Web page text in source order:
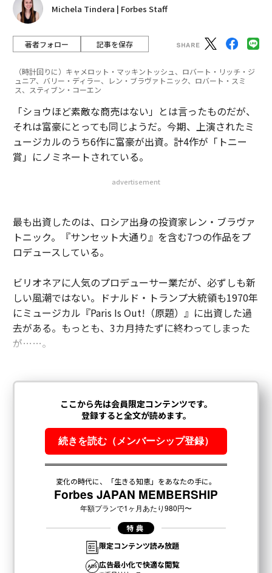
Michela Tindera | Forbes Staff
著者フォロー 記事を保存
（時計回りに）キャメロット・マッキントッシュ、ロバート・リッチ・ジ
ュニア、バリー・ディラー、レン・ブラヴァトニック、ロバート・スミ
ス、スティブン・コーエン
「ショウほど素敵な商売はない」とは言ったものだが、
それは富豪にとっても同じようだ。今期、上演されたミ
ュージカルのうち6作に富豪が出資。計4作が「トニー
賞」にノミネートされている。
advertisement
最も出資したのは、ロシア出身の投資家レン・ブラヴァ
トニック。『サンセット大通り』を含む7つの作品をプ
ロデュースしている。
ビリオネアに人気のプロデューサー業だが、必ずしも新
しい風潮ではない。ドナルド・トランプ大統領も1970年
にミュージカル『Paris Is Out!（原題）』に出資した過
去がある。もっとも、3カ月持たずに終わってしまった
が……。